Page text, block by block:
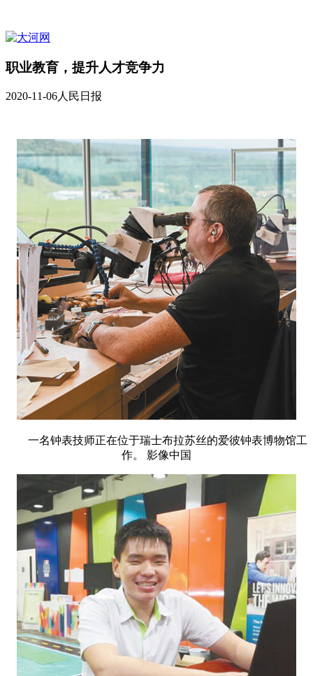
职业教育，提升人才竞争力
2020-11-06人民日报
一名钟表技师正在位于瑞士布拉苏丝的爱彼钟表博物馆工
作。 影像中国